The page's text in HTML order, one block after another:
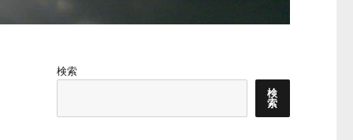
検索
検
索